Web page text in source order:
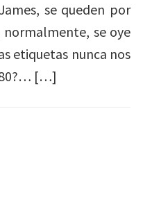
se queden por
se oye
etiquetas nunca nos
80?… […]